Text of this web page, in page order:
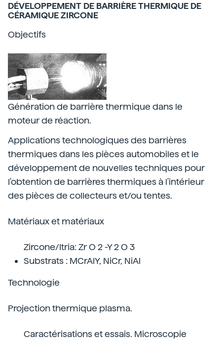
DÉVELOPPEMENT DE BARRIÈRE THERMIQUE DE
CÉRAMIQUE ZIRCONE
Objectifs
Génération de barrière thermique dans le
moteur de réaction.
Applications technologiques des barrières
thermiques dans les pièces automobiles et le
développement de nouvelles techniques pour
l'obtention de barrières thermiques à l'intérieur
des pièces de collecteurs et/ou tentes.
Matériaux et matériaux
Zircone/Itria: Zr O 2 -Y 2 O 3
Substrats : MCrAlY, NiCr, NiAl
Technologie
Projection thermique plasma.
Caractérisations et essais. Microscopie